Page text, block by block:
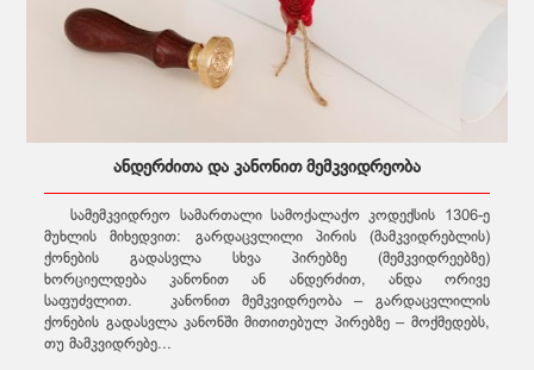
ანდერძითა და კანონით მემკვიდრეობა
სამემკვიდრეო სამართალი სამოქალაქო კოდექსის 1306-ე
მუხლის მიხედვით: გარდაცვლილი პირის (მამკვიდრებლის)
ქონების გადასვლა სხვა პირებზე (მემკვიდრეებზე)
ხორციელდება კანონით ან ანდერძით, ანდა ორივე
საფუძვლით. კანონით მემკვიდრეობა – გარდაცვლილის
ქონების გადასვლა კანონში მითითებულ პირებზე – მოქმედებს,
თუ მამკვიდრებე...